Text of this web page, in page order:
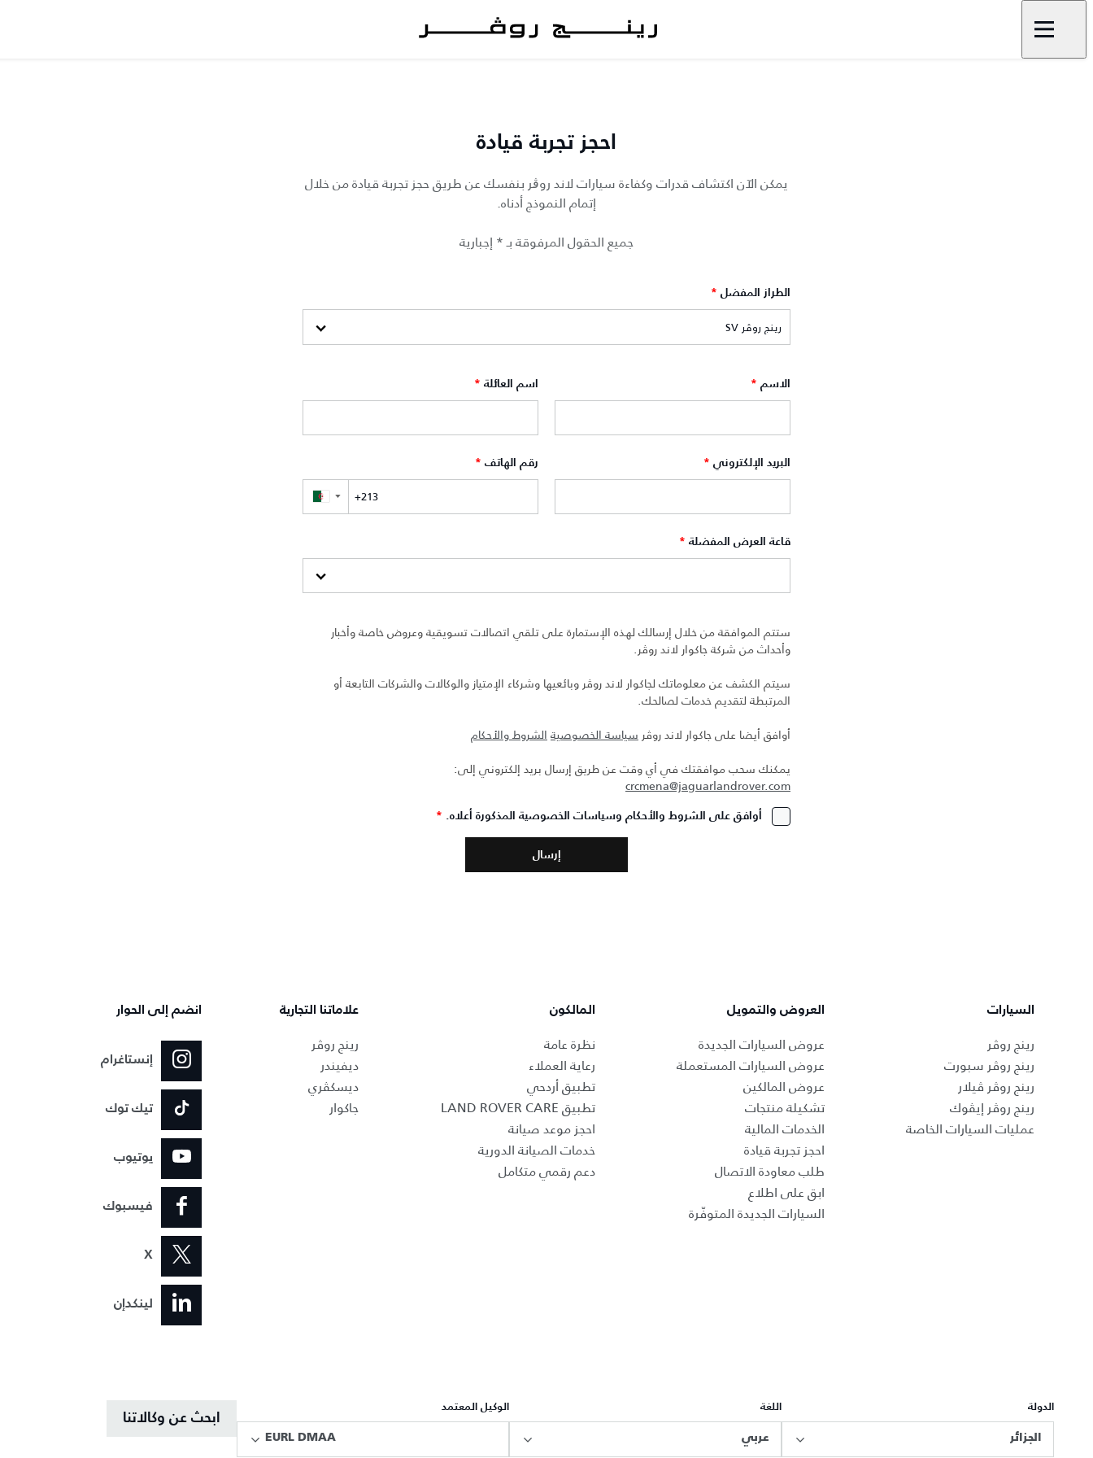
احجز تجربة قيادة
يمكن الآن اكتشاف قدرات وكفاءة سيارات لاند روڨر بنفسك عن طريق حجز تجربة قيادة من خلال
إتمام النموذج أدناه.
جميع الحقول المرفوقة بـ * إجبارية
الطراز المفضل *
الاسم * اسم العائلة *
البريد الإلكتروني * رقم الهاتف *
▼
قاعة العرض المفضلة *
ستتم الموافقة من خلال إرسالك لهذه الإستمارة على تلقي اتصالات تسويقية وعروض خاصة وأخبار
وأحداث من شركة جاكوار لاند روڤر.
سيتم الكشف عن معلوماتك لجاكوار لاند روڤر وبائعيها وشركاء الإمتياز والوكالات والشركات التابعة أو
المرتبطة لتقديم خدمات لصالحك.
أوافق أيضا على جاكوار لاند روڤر سياسة الخصوصية الشروط والأحكام
يمكنك سحب موافقتك في أي وقت عن طريق إرسال بريد إلكتروني إلى:
crcmena@jaguarlandrover.com
أوافق على الشروط والأحكام وسياسات الخصوصية المذكورة أعلاه. *
السيارات
رينج روڤر
رينج روڤر سبورت
رينج روڤر ڤيلار
رينج روڤر إيڤوك
عمليات السيارات الخاصة
العروض والتمويل
عروض السيارات الجديدة
عروض السيارات المستعملة
عروض المالكين
تشكيلة منتجات
الخدمات المالية
احجز تجربة قيادة
طلب معاودة الاتصال
ابق على اطلاع
السيارات الجديدة المتوفّرة
المالكون
نظرة عامة
رعاية العملاء
تطبيق أردحي
تطبيق LAND ROVER CARE
احجز موعد صيانة
خدمات الصيانة الدورية
دعم رقمي متكامل
علاماتنا التجارية
رينج روڤر
ديفيندر
ديسكڤري
جاكوار
انضم إلى الحوار
إنستاغرام
تيك توك
يوتيوب
فيسبوك
X
لينكدإن
الدولة
الجزائر
اللغة
عربي
الوكيل المعتمد
EURL DMAA
ابحث عن وكالاتنا